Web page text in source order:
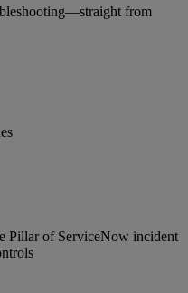
from
Pillar of ServiceNow incident